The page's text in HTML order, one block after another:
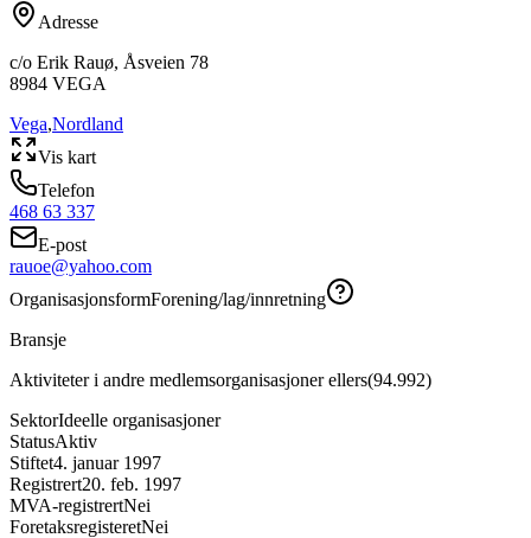
Adresse
c/o Erik Rauø, Åsveien 78
8984 VEGA
Vega,Nordland
Vis kart
Telefon
468 63 337
E-post
rauoe@yahoo.com
OrganisasjonsformForening/lag/innretning
Bransje
Aktiviteter i andre medlemsorganisasjoner ellers(94.992)
SektorIdeelle organisasjoner
StatusAktiv
Stiftet4. januar 1997
Registrert20. feb. 1997
MVA-registrertNei
ForetaksregisteretNei